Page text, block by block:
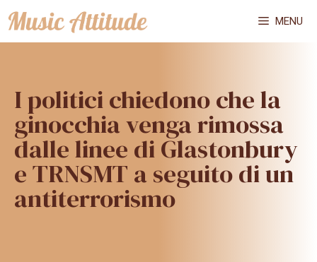
Vai
al
MENU
I politici chiedono che la
ginocchia venga rimossa
dalle linee di Glastonbury
e TRNSMT a seguito di un
antiterrorismo